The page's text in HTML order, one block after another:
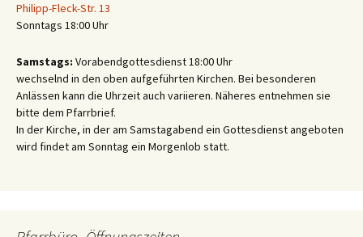
Philipp-Fleck-Str. 13
Sonntags 18:00 Uhr
Samstags: Vorabendgottesdienst 18:00 Uhr
wechselnd in den oben aufgeführten Kirchen. Bei besonderen
Anlässen kann die Uhrzeit auch variieren. Näheres entnehmen sie
bitte dem Pfarrbrief.
In der Kirche, in der am Samstagabend ein Gottesdienst angeboten
wird findet am Sonntag ein Morgenlob statt.